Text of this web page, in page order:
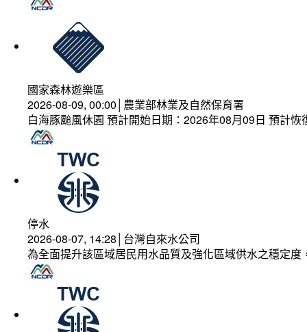
國家森林遊樂區
2026-08-09, 00:00│農業部林業及自然保育署
白海豚颱風休園 預計開始日期：2026年08月09日 預計
停水
2026-08-07, 14:28│台灣自來水公司
為全面提升該區域居民用水品質及強化區域供水之穩定